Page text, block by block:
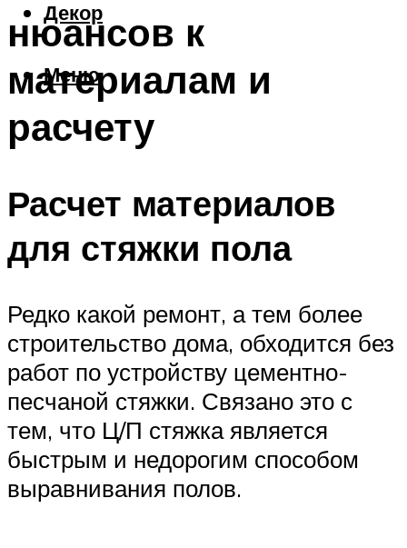
Декор
Меню
нюансов к
материалам и
расчету
Расчет материалов
для стяжки пола
Редко какой ремонт, а тем более
строительство дома, обходится без
работ по устройству цементно-
песчаной стяжки. Связано это с
тем, что Ц/П стяжка является
быстрым и недорогим способом
выравнивания полов.